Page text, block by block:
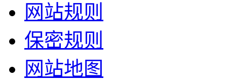
网站规则
保密规则
网站地图